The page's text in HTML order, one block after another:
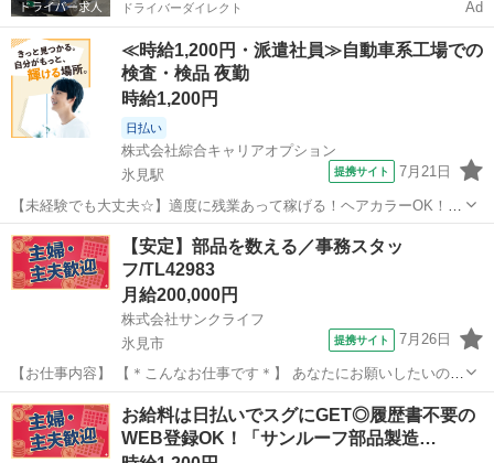
ドライバーダイレクト Ad
≪時給1,200円・派遣社員≫自動車系工場での
検査・検品 夜勤
時給1,200円
日払い
株式会社綜合キャリアオプション
氷見駅
提携サイト 7月21日
【未経験でも大丈夫☆】適度に残業あって稼げる！ヘアカラーOK！
機械オペレーター 【業務内容詳細】 自動車のサンルーフフレームの製
造、プレス・加工・組付け・検査、軽い製品を扱います。 【取扱製品
情報】 自動車用アルミ部...
富山 氷見市 氷見駅 その他
【安定】部品を数える／事務スタッ
フ/TL42983
月給200,000円
株式会社サンクライフ
氷見市
提携サイト 7月26日
【お仕事内容】 【＊こんなお仕事です＊】 あなたにお願いしたいの
は、 「入荷・出荷事務スタッフ」です。 （1）製品の梱包・発送をお
願いします。 （2）入荷物の数量・内容をチェックします。 （3）伝票
処理などの事務作業もお...
富山 氷見市 一般事務
お給料は日払いでスグにGET◎履歴書不要の
WEB登録OK！「サンルーフ部品製造…